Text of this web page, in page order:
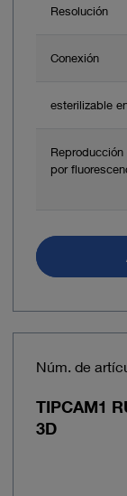
Resolución
Conexión
esterilizable
por
Núm. de
TIPCAM1
3D